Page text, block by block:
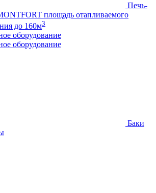
Печь-
площадь отапливаемого
до 160м3
оборудование
оборудование
Баки